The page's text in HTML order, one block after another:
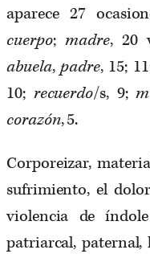
aparece 27
cuerpo; madre, 20
abuela,padre, 15;
10; recuerdo/s, 9;
corazón, 5.
Corporeizar,
sufrimiento, el
violencia de
patriarcal, paternal,